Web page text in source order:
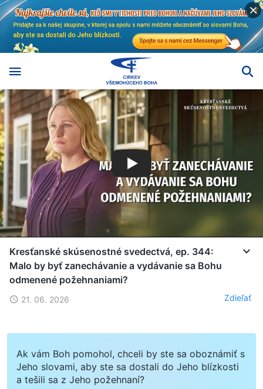
Kresťanské skúsenostné svedectvá, ep. 344:
Malo by byť zanechávanie a vydávanie sa Bohu
odmenené požehnaniami?
21. 06. 2026 Zdieľať
Ak vám Boh pomohol, chceli by ste sa oboznámiť s
Jeho slovami, aby ste sa dostali do Jeho blízkosti
a tešili sa z Jeho požehnaní?